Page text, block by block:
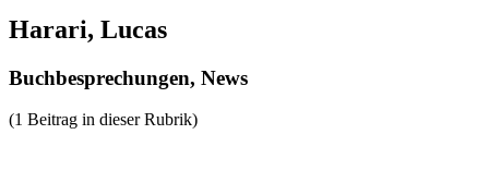
Harari, Lucas
Buchbesprechungen, News
(1 Beitrag in dieser Rubrik)